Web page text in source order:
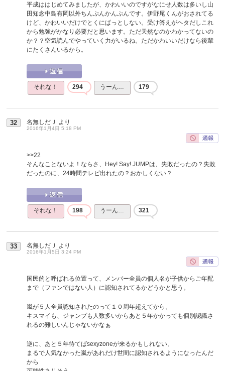
平成ははじめてみましたが、かわいいのですがなにせ人数は多いし山
田知念中島有岡以外ちんぷんかんぷんです。伊野尾くんがおされてる
けど、かわいいだけでとくにぱっとしない。受け答えがヘタだしこれ
から勉強がかなり必要だと思います。ただ天然なのかわかってないの
か？？空気読んでやっていく力がいるね。ただかわいいだけなら後輩
にたくさんいるから。
それな！ 294 うーん… 179
32 名無しだＪ より
2016年1月4日 5:18 PM
>>22
そんなことないよ！ならさ、Hey! Say! JUMPは、失敗だったの？失敗
だったのに、24時間テレビ出れたの？おかしくない？
それな！ 198 うーん… 321
33 名無しだＪ より
2016年1月5日 3:24 PM
国民的と呼ばれる位置って、メンバー全員の個人名が子供からご年配
まで（ファンではない人）に認知されてるかどうかと思う。
嵐が５人全員認知されたのって１０周年超えてから。
キスマイも、ジャンプも人数多いからあと５年かかっても個別認識さ
れるの難しいんじゃないかなぁ
逆に、あと５年待てばsexyzoneが来るかもしれない。
まるで人気なかった嵐があれだけ世間に認知されるようになったんだ
から